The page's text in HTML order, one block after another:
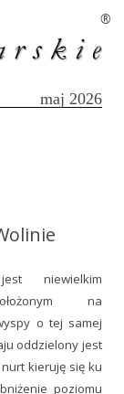
maj 2026
®
niewielkim
na
o tej samej
oddzielony jest
kieruję się ku
poziomu